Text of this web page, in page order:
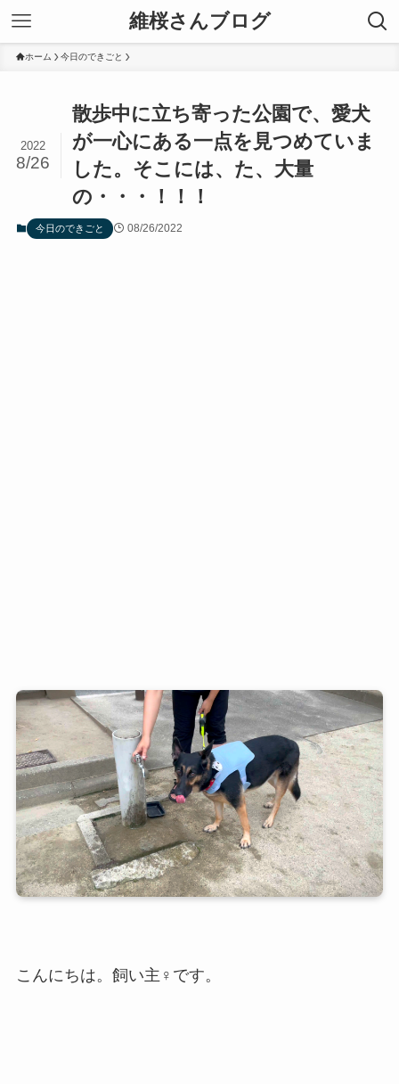
維桜さんブログ
ホーム 今日のできごと
散歩中に立ち寄った公園で、愛犬
が一心にある一点を見つめていま
した。そこには、た、大量
の・・・！！！
2022
8/26
今日のできごと 08/26/2022
こんにちは。飼い主♀です。